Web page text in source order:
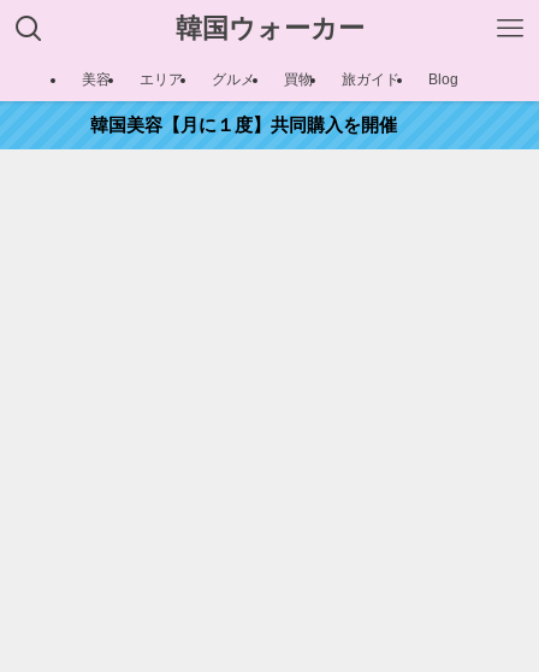
韓国ウォーカー
美容 エリア グルメ 買物 旅ガイド Blog
韓国美容【月に１度】共同購入を開催